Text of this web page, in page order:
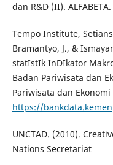
dan R&D (II). ALFABETA.
Tempo Institute,
Bramantyo, J., &
statIstIk InDIkator
Badan Pariwisata dan
Pariwisata dan
https://
UNCTAD. (2010).
Nations Secretariat